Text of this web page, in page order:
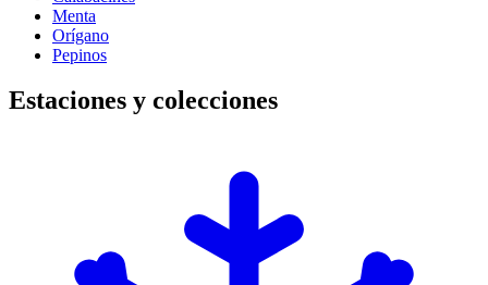
Menta
Orígano
Pepinos
Estaciones y colecciones